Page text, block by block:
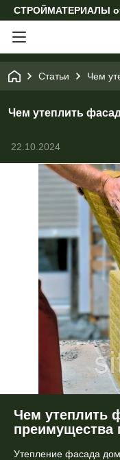
СТРОЙМАТЕРИАЛЫ от
Статьи Чем
Чем утеплить
22.10.2024
Чем утеплить
преимущества
Утепление фасада